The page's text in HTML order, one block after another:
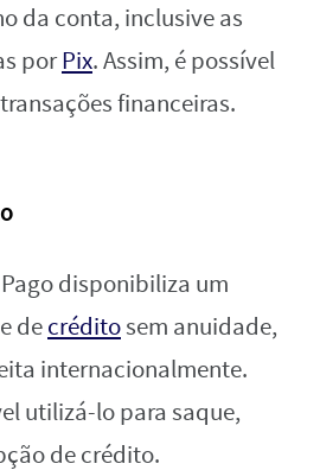
da conta, inclusive as
porPix. Assim, é possível
financeiras.
disponibiliza um
decréditosem anuidade,
internacionalmente.
utilizá-lo para saque,
de crédito.